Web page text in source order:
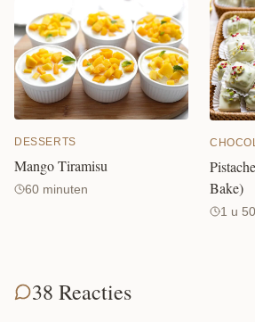
DESSERTS
Mango Tiramisu
60 minuten
Bake)
1 u
38 Reacties